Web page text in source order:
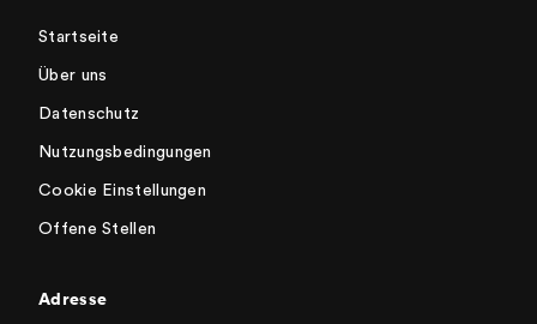
Startseite
Über uns
Datenschutz
Nutzungsbedingungen
Cookie Einstellungen
Offene Stellen
Adresse